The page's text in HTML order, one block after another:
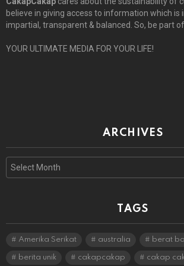
believe in giving access to information which is
impartial, transparent & balanced. So, be part
YOUR ULTIMATE MEDIA FOR YOUR LIFE!
ARCHIVES
Archives
TAGS
Amerika Serikat australia berat
berita unik cakapcakap cakap